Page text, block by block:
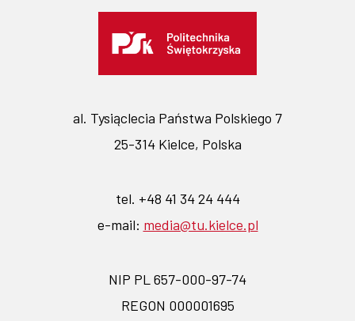
al. Tysiąclecia Państwa Polskiego 7
25-314 Kielce, Polska
tel. +48 41 34 24 444
e-mail: media@tu.kielce.pl
NIP PL 657-000-97-74
REGON 000001695